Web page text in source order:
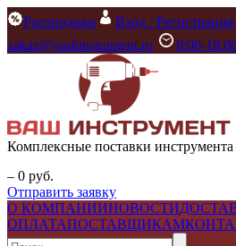
Распродажа Вход / Регистрация
zakaz@vashinstrument.ru
9:00-
Комплексные поставки
– 0 руб.
Отправить заявку
О КОМПАНИИНОВОСТИ
ОПЛАТАПОСТАВЩИКАМ